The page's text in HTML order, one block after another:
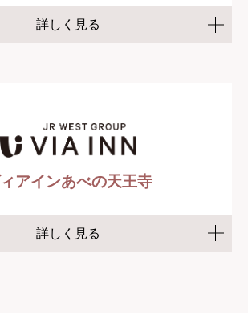
詳しく見る
アインあべの天王寺
詳しく見る